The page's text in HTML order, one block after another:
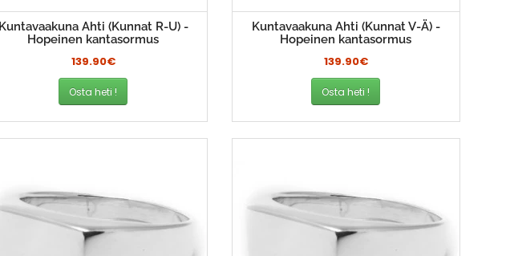
Kuntavaakuna Ahti (Kunnat R-U) -
Hopeinen kantasormus
139.90€
Osta heti !
Kuntavaakuna Ahti (Kunnat V-Ä) -
Hopeinen kantasormus
139.90€
Osta heti !